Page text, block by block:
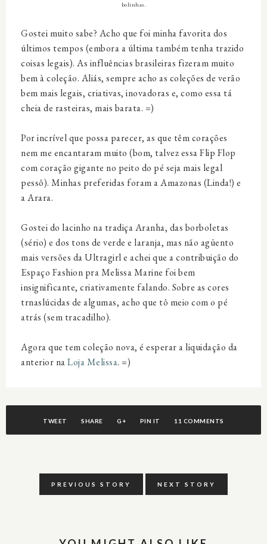
bolinhas.
Gostei muito sabe? Acho que foi minha favorita dos
últimos tempos (embora a última também tenha trazido
coisas legais). As influências brasileiras fizeram muito
bem à coleção. Aliás, sempre acho as coleções de verão
bem mais legais, criativas, inovadoras e, como essa tá
cheia de rasteiras, mais barata. =)
Por incrível que possa parecer, as que têm corações
nem me encantaram muito (bom, talvez essa Flip Flop
com coração gigante no peito do pé seja mais legal
pessô). Minhas preferidas foram a Amazonas (Linda!) e
a Arara.
Gostei do lacinho na tradiça Aranha, das borboletas
(sério) e dos tons de verde e laranja, mas não agüento
mais versões da Ultragirl e achei que a contribuição do
Espaço Fashion pra Melissa Marine foi bem
insignificante, criativamente falando. Sobre as cores
trnaslúcidas de algumas, acho que tô meio com o pé
atrás (sem tracadilho).
Agora que tem coleção nova, é esperar a liquidação da
anterior naLoja Melissa. =)
TWEET SHARE G+ PIN IT 11 COMMENTS
PREVIOUS STORY NEXT STORY